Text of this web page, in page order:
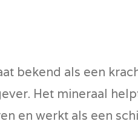
bekend als een
Het mineraal
en werkt als een